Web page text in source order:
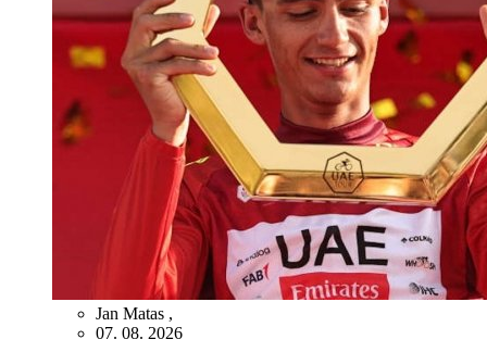
Jan Matas ,
07. 08. 2026